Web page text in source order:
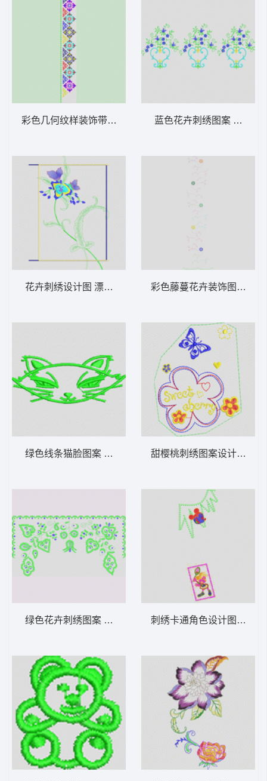
彩色几何纹样装饰带 条码
花卉刺绣设计图 漂亮的花朵
绿色线条猫脸图案 猫卡通
绿色花卉刺绣图案 简单的叶子
蓝色花卉刺绣图案 花瓶排
彩色藤蔓花卉装饰图案 特
甜樱桃刺绣图案设计 贴布
刺绣卡通角色设计图 米老鼠